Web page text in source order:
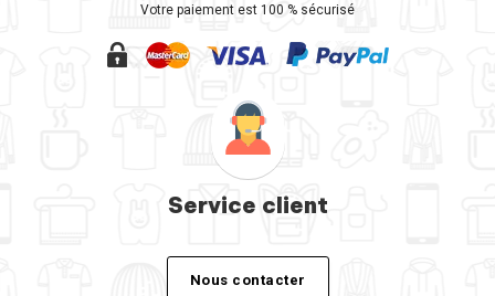
Votre paiement est 100 % sécurisé
Service client
Nous contacter